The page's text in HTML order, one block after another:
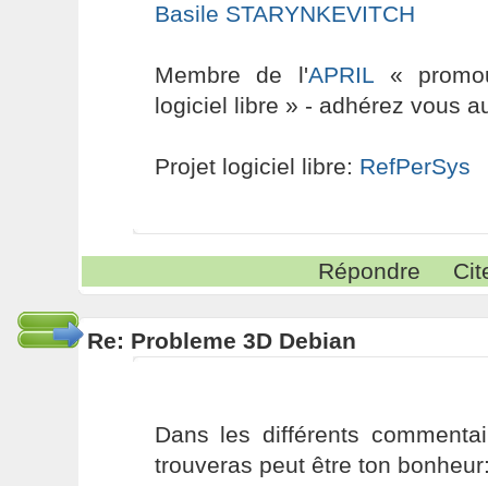
Basile STARYNKEVITCH
Membre de l'APRIL «
logiciel libre » - adhérez vous
Projet logiciel libre: RefPerSys
Répondre
Re: Probleme 3D Debian
Dans les différents
trouveras peut être ton